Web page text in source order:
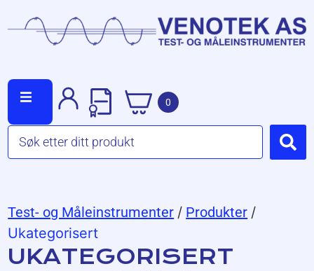
0
Test- og Måleinstrumenter / Produkter /
Ukategorisert
UKATEGORISERT